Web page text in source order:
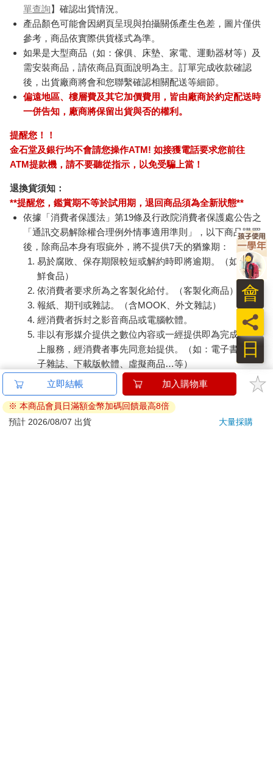
單查詢】確認出貨情況。
產品顏色可能會因網頁呈現與拍攝關係產生色差，圖片僅供
參考，商品依實際供貨樣式為準。
如果是大型商品（如：傢俱、床墊、家電、運動器材等）及
需安裝商品，請依商品頁面說明為主。訂單完成收款確認
後，出貨廠商將會和您聯繫確認相關配送等細節。
偏遠地區、樓層費及其它加價費用，皆由廠商於約定配送時
一併告知，廠商將保留出貨與否的權利。
提醒您！！
金石堂及銀行均不會請您操作ATM! 如接獲電話要求您前往
ATM提款機，請不要聽從指示，以免受騙上當！
退換貨須知：
**提醒您，鑑賞期不等於試用期，退回商品須為全新狀態**
依據「消費者保護法」第19條及行政院消費者保護處公告之
「通訊交易解除權合理例外情事適用準則」，以下商品購買
後，除商品本身有瑕疵外，將不提供7天的猶豫期：
易於腐敗、保存期限較短或解約時即將逾期。（如：生
鮮食品）
依消費者要求所為之客製化給付。（客製化商品）
報紙、期刊或雜誌。（含MOOK、外文雜誌）
經消費者拆封之影音商品或電腦軟體。
非以有形媒介提供之數位內容或一經提供即為完成之線
上服務，經消費者事先同意始提供。（如：電子書、電
子雜誌、下載版軟體、虛擬商品…等）
已拆封之個人衛生用品。（如：內衣褲、刮鬍刀、除毛
刀…等）
若非上列種類商品，均享有到貨7天的猶豫期（含例假
日）。
立即結帳 加入購物車
※ 本商品會員日滿額金幣加碼回饋最高8倍
預計 2026/08/07 出貨
大量採購
日
員
會